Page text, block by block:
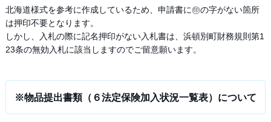
北海道様式を参考に作成しているため、申請書に㊞の字がない箇所
は押印不要となります。
しかし、入札の際に記名押印がない入札書は、浜頓別町財務規則第1
23条の無効入札に該当しますのでご留意願います。
※物品提出書類（６法定保険加入状況一覧表）について